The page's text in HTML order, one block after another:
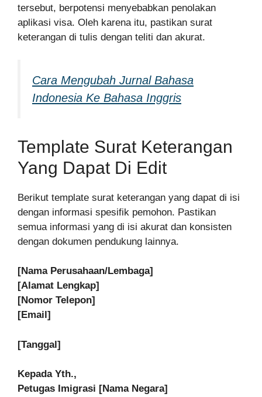
tersebut, berpotensi menyebabkan penolakan
aplikasi visa. Oleh karena itu, pastikan surat
keterangan di tulis dengan teliti dan akurat.
Cara Mengubah Jurnal Bahasa
Indonesia Ke Bahasa Inggris
Template Surat Keterangan
Yang Dapat Di Edit
Berikut template surat keterangan yang dapat di isi
dengan informasi spesifik pemohon. Pastikan
semua informasi yang di isi akurat dan konsisten
dengan dokumen pendukung lainnya.
[Nama Perusahaan/Lembaga]
[Alamat Lengkap]
[Nomor Telepon]
[Email]
[Tanggal]
Kepada Yth.,
Petugas Imigrasi [Nama Negara]